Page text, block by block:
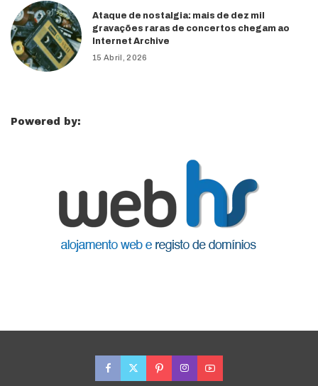
Ataque de nostalgia: mais de dez mil
gravações raras de concertos chegam ao
Internet Archive
15 Abril, 2026
Powered by: